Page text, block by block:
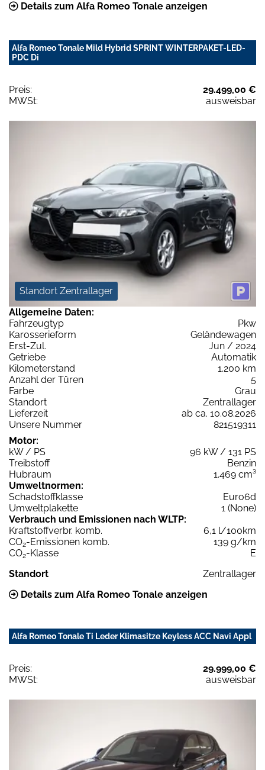
Details zum Alfa Romeo Tonale anzeigen
Alfa Romeo Tonale Mild Hybrid SPRINT WINTERPAKET-LED-
PDC Di
Preis:
29.499,00 €
MWSt:
ausweisbar
Standort Zentrallager
Allgemeine Daten:
Fahrzeugtyp
Pkw
Karosserieform
Geländewagen
Erst-Zul.
Jun / 2024
Getriebe
Automatik
Kilometerstand
1.200 km
Anzahl der Türen
5
Farbe
Grau
Standort
Zentrallager
Lieferzeit
ab ca. 10.08.2026
Unsere Nummer
821519311
Motor:
kW / PS
96 kW / 131 PS
Treibstoff
Benzin
Hubraum
1.469 cm³
Umweltnormen:
Schadstoffklasse
Euro6d
Umweltplakette
1 (None)
Verbrauch und Emissionen nach WLTP:
Kraftstoffverbr. komb.
6,1 l/100km
CO2-Emissionen komb.
139 g/km
CO2-Klasse
E
Standort
Zentrallager
Details zum Alfa Romeo Tonale anzeigen
Alfa Romeo Tonale Ti Leder Klimasitze Keyless ACC Navi Appl
Preis:
29.999,00 €
MWSt:
ausweisbar